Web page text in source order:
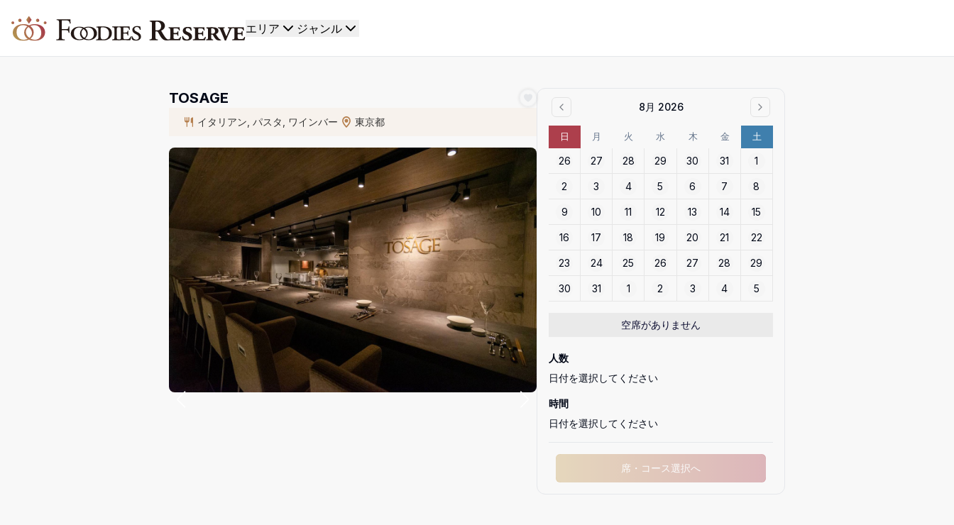
Foodies Reserve エリア ジャンル
TOSAGE
イタリアン, パスタ, ワインバー 東京都
8月 2026
日 月 火 水 木 金 土
26 27 28 29 30 31 1
2 3 4 5 6 7 8
9 10 11 12 13 14 15
16 17 18 19 20 21 22
23 24 25 26 27 28 29
30 31 1 2 3 4 5
空席がありません
人数
日付を選択してください
時間
日付を選択してください
席・コース選択へ